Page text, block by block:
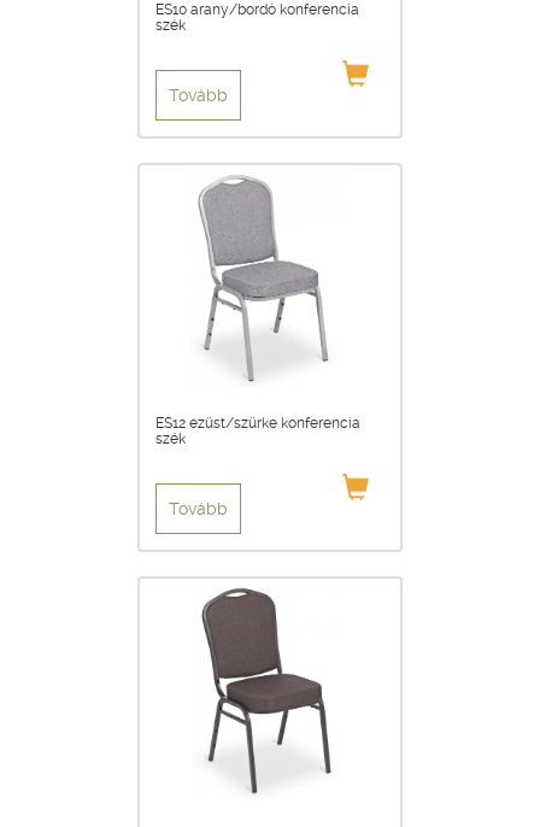
ES10 arany/bordó konferencia
szék
Tovább
ES12 ezüst/szürke konferencia
szék
Tovább